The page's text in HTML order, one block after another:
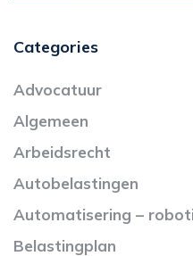
Categories
Advocatuur
Algemeen
Arbeidsrecht
Autobelastingen
Automatisering –
Belastingplan